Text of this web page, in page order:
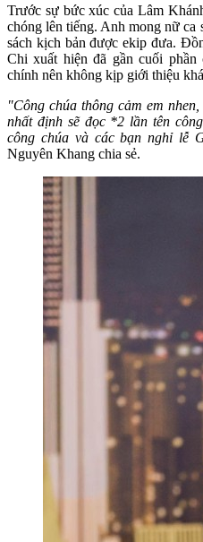
Trước sự bức xúc của Lâm
chóng lên tiếng. Anh mong nữ ca
sách kịch bản được ekip đưa.
Chi xuất hiện đã gần cuối phần
chính nên không kịp giới thiệu
"Công chúa thông cảm em
nhất định sẽ đọc *2 lần tên
công chúa và các bạn nghỉ lễ
Nguyên Khang chia sẻ.